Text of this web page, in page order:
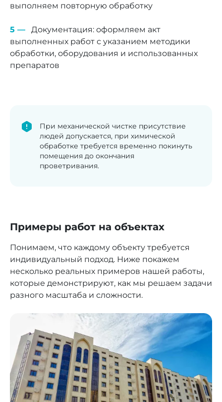
выполняем повторную обработку
Документация: оформляем акт
выполненных работ с указанием методики
обработки, оборудования и использованных
препаратов
При механической чистке присутствие
людей допускается, при химической
обработке требуется временно покинуть
помещения до окончания
проветривания.
Примеры работ на объектах
Понимаем, что каждому объекту требуется
индивидуальный подход. Ниже покажем
несколько реальных примеров нашей работы,
которые демонстрируют, как мы решаем задачи
разного масштаба и сложности.